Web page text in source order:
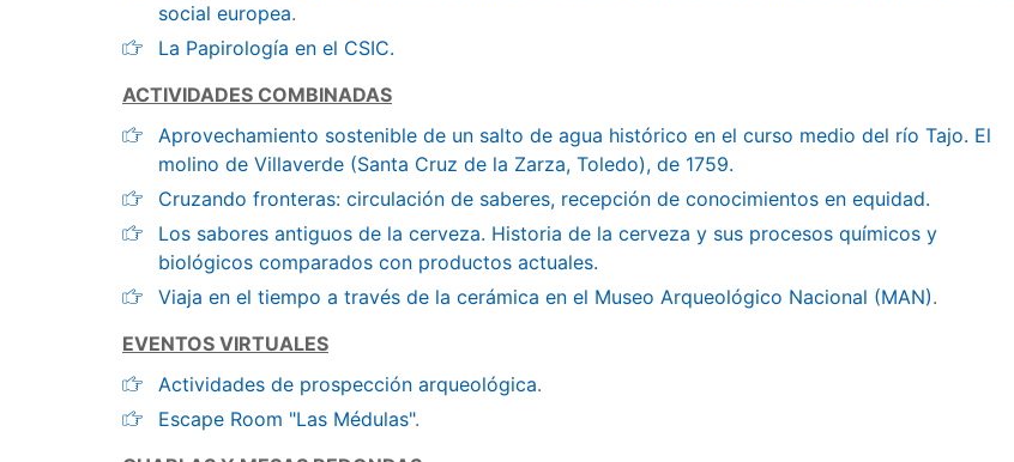
social europea.
La Papirología en el CSIC.
ACTIVIDADES COMBINADAS
Aprovechamiento sostenible de un salto de agua histórico en el curso medio del río Tajo. El
molino de Villaverde (Santa Cruz de la Zarza, Toledo), de 1759.
Cruzando fronteras: circulación de saberes, recepción de conocimientos en equidad.
Los sabores antiguos de la cerveza. Historia de la cerveza y sus procesos químicos y
biológicos comparados con productos actuales.
Viaja en el tiempo a través de la cerámica en el Museo Arqueológico Nacional (MAN).
EVENTOS VIRTUALES
Actividades de prospección arqueológica.
Escape Room "Las Médulas".